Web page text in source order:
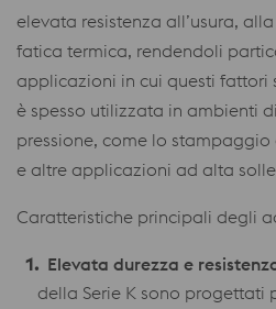
elevata resistenza all’usura,
fatica termica, rendendoli
applicazioni in cui questi fattori
è spesso utilizzata in ambienti
pressione, come lo
e altre applicazioni ad alta
Caratteristiche principali degli
Elevata durezza e
della Serie K sono progettati